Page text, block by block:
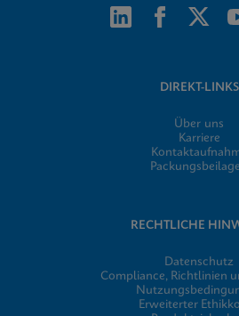
DIREKT-LINKS
Über uns
Karriere
RECHTLICHE
Datenschutz
Compliance, Richtlinien
Erweiterter